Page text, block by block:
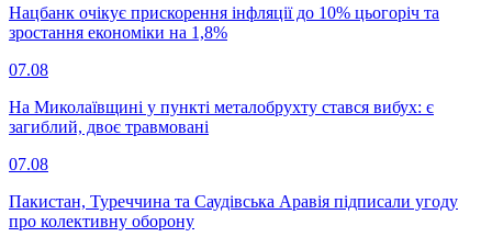
Нацбанк очікує прискорення інфляції до 10% цьогоріч та
зростання економіки на 1,8%
07.08
На Миколаївщині у пункті металобрухту стався вибух: є
загиблий, двоє травмовані
07.08
Пакистан, Туреччина та Саудівська Аравія підписали угоду
про колективну оборону